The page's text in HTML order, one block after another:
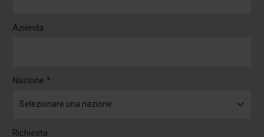
Azienda
Nazione *
Richiesta